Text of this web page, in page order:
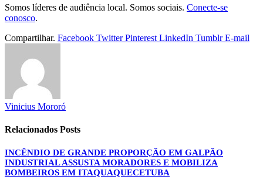
Somos líderes de audiência local. Somos sociais. Conecte-se
conosco.
Compartilhar. Facebook Twitter Pinterest LinkedIn Tumblr E-mail
Vinicius Mororó
Relacionados Posts
INCÊNDIO DE GRANDE PROPORÇÃO EM GALPÃO
INDUSTRIAL ASSUSTA MORADORES E MOBILIZA
BOMBEIROS EM ITAQUAQUECETUBA